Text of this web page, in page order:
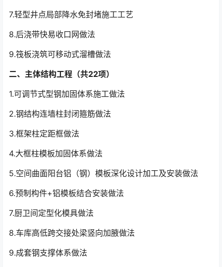
7.轻型井点局部降水免封堵施工工艺
8.后浇带快易收口网做法
9.筏板浇筑可移动式溜槽做法
二、主体结构工程（共22项）
1.可调节式型钢加固体系施工做法
2.钢结构连墙柱封闭箍筋做法
3.框架柱定距框做法
4.大框柱模板加固体系做法
5.空间曲面阳台铝（钢）模板深化设计加工及安装做法
6.预制构件+铝模板结合安装做法
7.厨卫间定型化模具做法
8.车库高低跨交接处梁竖向加腋做法
9.成套钢支撑体系做法